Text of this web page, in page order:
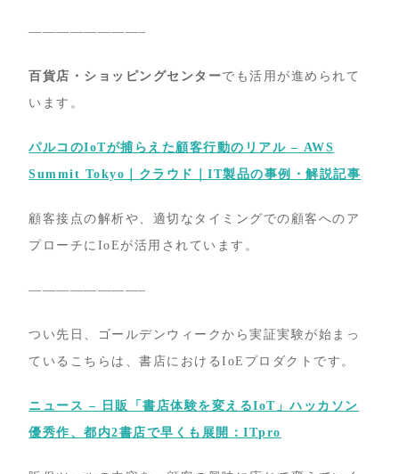
————————–
百貨店・ショッピングセンターでも活用が進められて
います。
パルコのIoTが捕らえた顧客行動のリアル – AWS
Summit Tokyo｜クラウド｜IT製品の事例・解説記事
顧客接点の解析や、適切なタイミングでの顧客へのア
プローチにIoEが活用されています。
————————–
つい先日、ゴールデンウィークから実証実験が始まっ
ているこちらは、書店におけるIoEプロダクトです。
ニュース – 日販「書店体験を変えるIoT」ハッカソン
優秀作、都内2書店で早くも展開：ITpro